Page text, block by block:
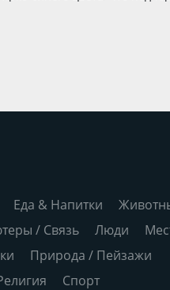
Еда & Напитки
/ Связь Люди
Природа / Пейзажи
Спорт